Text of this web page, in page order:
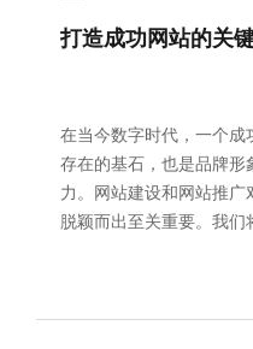
打造成功网站的关
在当今数字时代，一个
存在的基石，也是品牌形
力。网站建设和网站推广
脱颖而出至关重要。我